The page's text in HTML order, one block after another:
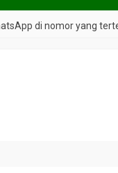
di nomor yang tertera